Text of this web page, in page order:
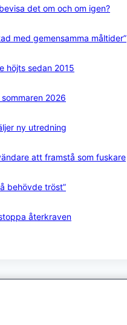
det om och om igen?
med gemensamma måltider”
höjts sedan 2015
2026
ny utredning
att framstå som fuskare
behövde tröst”
återkraven